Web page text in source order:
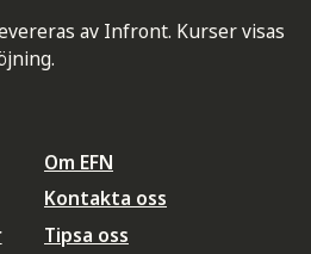
av Infront. Kurser visas
Om EFN
Kontakta oss
Tipsa oss